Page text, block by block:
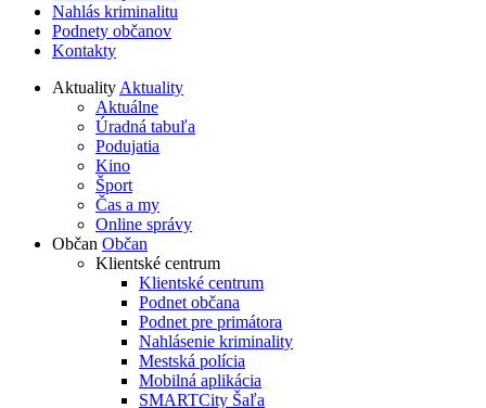
Nahlás kriminalitu
Podnety občanov
Kontakty
AktualityAktuality
Aktuálne
Úradná tabuľa
Podujatia
Kino
Šport
Čas a my
Online správy
Občan Občan
Klientské centrum
Klientské centrum
Podnet občana
Podnet pre primátora
Nahlásenie kriminality
Mestská polícia
Mobilná aplikácia
SMARTCity Šaľa